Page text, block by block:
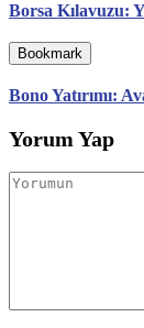
Borsa Kılavuzu:
Bookmark
Bono Yatırımı:
Yorum Yap